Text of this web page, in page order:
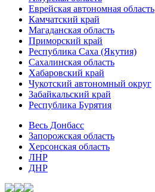
Еврейская автономная область
Камчатский край
Магаданская область
Приморский край
Республика Саха (Якутия)
Сахалинская область
Хабаровский край
Чукотский автономный округ
Забайкальский край
Республика Бурятия
Весь Донбасс
Запорожская область
Херсонская область
ЛНР
ДНР